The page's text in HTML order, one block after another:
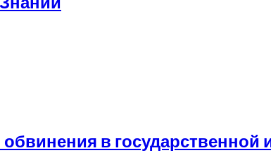
в государственной